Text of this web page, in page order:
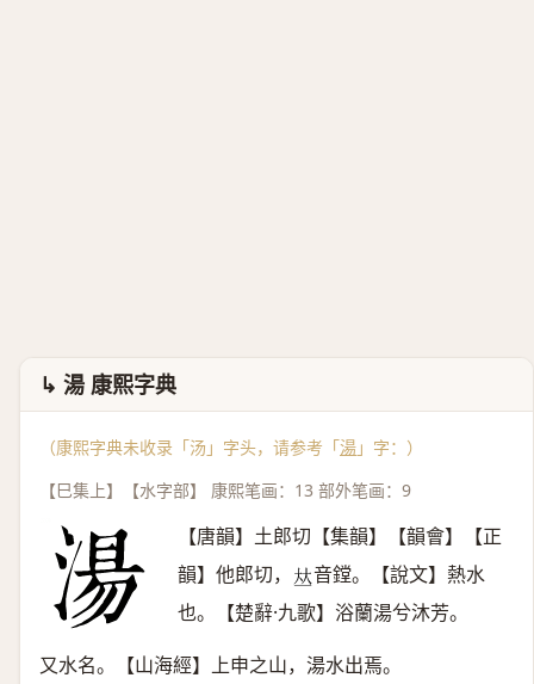
↳ 湯 康熙字典
（康熙字典未收录「汤」字头，请参考「湯 」字：）
【巳集上】【水字部】 康熙笔画：13 部外笔画：9
【唐韻】土郎切【集韻】【韻會】【正
韻】他郎切， 𠀤音鏜。【說文】熱水
也。【楚辭·九歌】浴蘭湯兮沐芳。
又水名。【山海經】上申之山，湯水出焉。